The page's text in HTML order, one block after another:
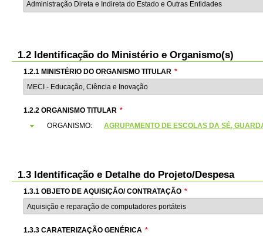
Administração Direta e Indireta do Estado e Outras Entidades
1.2 Identificação do Ministério e Organismo(s)
1.2.1 MINISTÉRIO DO ORGANISMO TITULAR *
1.2.2 ORGANISMO TITULAR *
ORGANISMO:
AGRUPAMENTO DE ESCOLAS DA SÉ,
1.3 Identificação e Detalhe do Projeto/Despesa
1.3.1 OBJETO DE AQUISIÇÃO/ CONTRATAÇÃO *
1.3.3 CARATERIZAÇÃO GENÉRICA *